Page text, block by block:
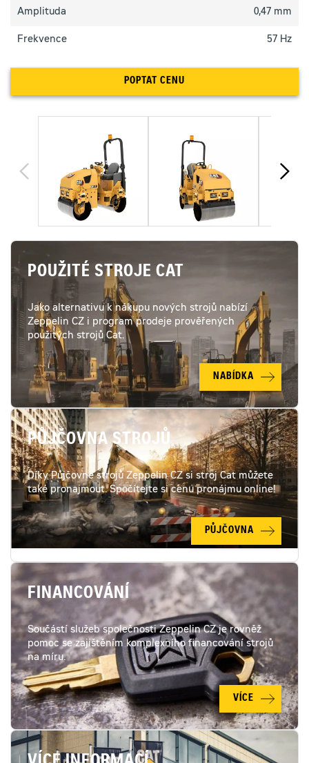
Amplituda 0,47 mm
Frekvence 57 Hz
POPTAT CENU
POUŽITÉ STROJE CAT
Jako alternativu k nákupu nových strojů nabízí
Zeppelin CZ i program prodeje prověřených
použitých strojů Cat.
NABÍDKA
PŮJČOVNA STROJŮ
Díky Půjčovně strojů Zeppelin CZ si stroj Cat můžete
také pronajmout. Spočítejte si cenu pronájmu online!
PŮJČOVNA
FINANCOVÁNÍ
Součástí služeb společnosti Zeppelin CZ je rovněž
pomoc se zajištěním komplexního financování strojů
na míru.
VÍCE